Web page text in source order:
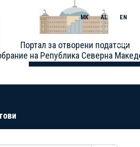
Портал за отворени податоци
на Република Северна
MK AL EN
Toggle